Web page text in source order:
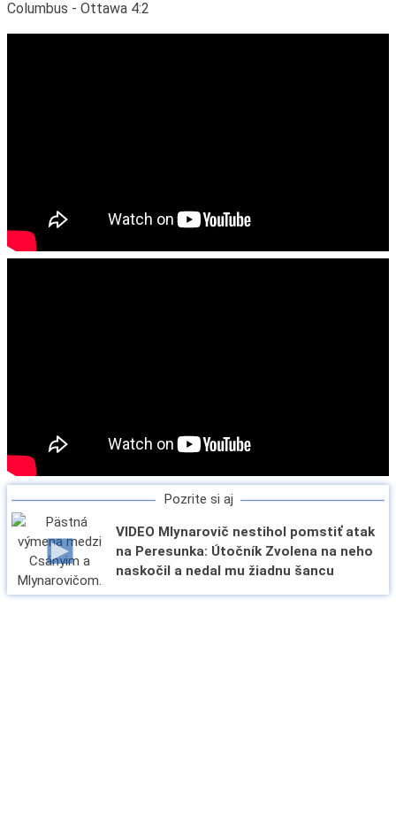
Columbus - Ottawa 4:2
Pozrite si aj
VIDEO Mlynarovič nestihol pomstiť atak
na Peresunka: Útočník Zvolena na neho
naskočil a nedal mu žiadnu šancu